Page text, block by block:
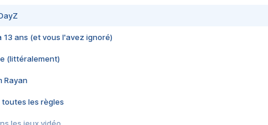
13 ans (et vous l'avez ignoré)
(littéralement)
Rayan
toutes les règles